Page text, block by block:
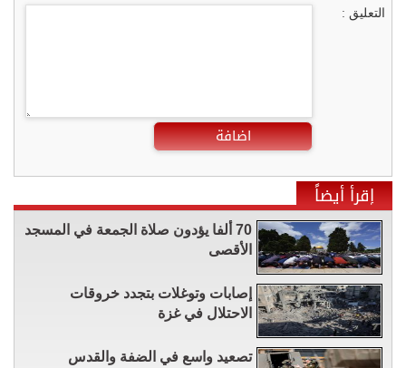
التعليق :
اضافة
إقرأ أيضاً
70 ألفا يؤدون صلاة الجمعة في المسجد
الأقصى
إصابات وتوغلات بتجدد خروقات
الاحتلال في غزة
تصعيد واسع في الضفة والقدس